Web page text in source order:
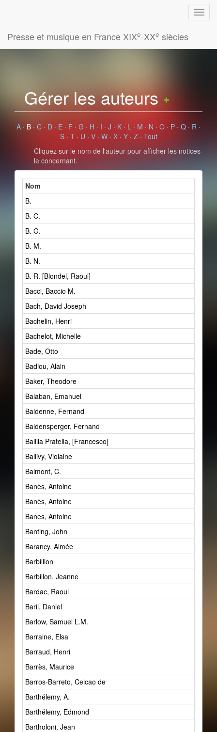
Presse et musique en France XIXe-XXe siècles
Gérer les auteurs
A · B · C · D · E · F · G · H · I · J · K · L · M · N · O · P · Q · R ·
S· T· U · V· W· X· Y· Z· Tout
Cliquez sur le nom de l'auteur pour afficher les notices
le concernant.
Nom
B.
B. C.
B. G.
B. M.
B. N.
B. R. [Blondel, Raoul]
Bacci, Baccio M.
Bach, David Joseph
Bachelin, Henri
Bachelot, Michelle
Bade, Otto
Badiou, Alain
Baker, Theodore
Balaban, Emanuel
Baldenne, Fernand
Baldensperger, Fernand
Balilla Pratella, [Francesco]
Ballivy, Violaine
Balmont, C.
Banès, Antoine
Banès, Antoine
Banes, Antoine
Banting, John
Barancy, Aimée
Barbillion
Barbillon, Jeanne
Bardac, Raoul
Baril, Daniel
Barlow, Samuel L.M.
Barraine, Elsa
Barraud, Henri
Barrès, Maurice
Barros-Barreto, Ceicao de
Barthélemy, A.
Barthélemy, Edmond
Bartholoni, Jean